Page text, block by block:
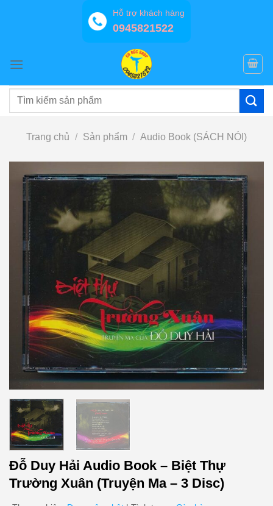
Hỗ trợ khách hàng
0945821522
Tìm
Trang chủ / Sản phẩm / Audio Book (SÁCH NÓI)
Đỗ Duy Hải Audio Book – Biệt Thự
Trường Xuân (Truyện Ma – 3 Disc)